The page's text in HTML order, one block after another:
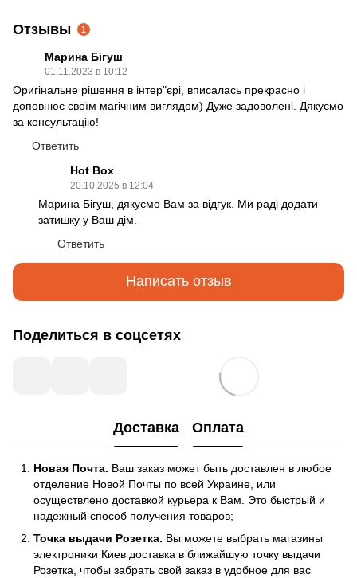
Отзывы 1
Марина Бігуш
01.11.2023 в 10:12
Оригінальне рішення в інтер"єрі, вписалась прекрасно і
доповнює своїм магічним виглядом) Дуже задоволені. Дякуємо
за консультацію!
Ответить
Hot Box
20.10.2025 в 12:04
Марина Бігуш, дякуємо Вам за відгук. Ми раді додати
затишку у Ваш дім.
Ответить
Написать отзыв
Поделиться в соцсетях
Доставка Оплата
Новая Почта. Ваш заказ может быть доставлен в любое
отделение Новой Почты по всей Украине, или
осуществлено доставкой курьера к Вам. Это быстрый и
надежный способ получения товаров;
Точка выдачи Розетка. Вы можете выбрать магазины
электроники Киев доставка в ближайшую точку выдачи
Розетка, чтобы забрать свой заказ в удобное для вас